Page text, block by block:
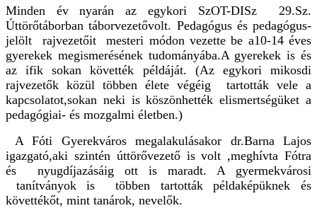
Minden év nyarán az egykori SzOT-DISz 29.Sz.
Úttörőtáborban táborvezetővolt. Pedagógusés pedagógus-
jelölt rajvezetőit mesteri módon vezette be a10-14 éves
gyerekek megismerésének tudományába.A gyerekek is és
az ifik sokan követték példáját. (Az egykori mikosdi
rajvezetők közül többen élete végéig tartották vele a
kapcsolatot,sokan neki is köszönhették elismertségüket a
pedagógiai- és mozgalmi életben.)
A Fóti Gyerekváros megalakulásakor dr.Barna Lajos
igazgató,aki szintén úttörővezető is volt ,meghívta Fótra
és nyugdíjazásáig ott is maradt. A gyermekvárosi
tanítványok is többen tartották példaképüknek és
követtékőt, mint tanárok, nevelők.